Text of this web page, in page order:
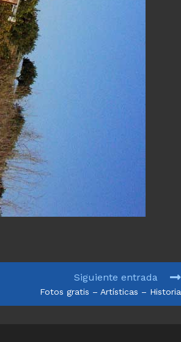
Siguiente entrada
Fotos gratis – Artísticas – Historia